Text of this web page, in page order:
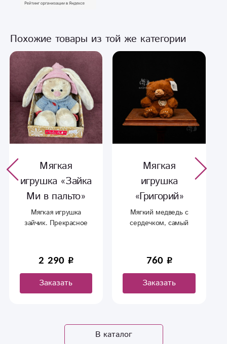
Похожие товары из той же категории
Мягкая
игрушка «Зайка
Ми в пальто»
Мягкая игрушка
зайчик. Прекрасное
2 290
Заказать
Мягкая
игрушка
«Григорий»
Мягкий медведь с
сердечком, самый
друг
760
Заказать
В каталог